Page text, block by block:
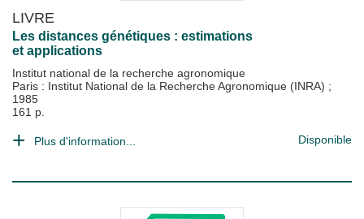
LIVRE
Les distances génétiques : estimations
et applications
Institut national de la recherche agronomique
Paris : Institut National de la Recherche Agronomique (INRA) ;
1985
161 p.
Plus d'information... Disponible